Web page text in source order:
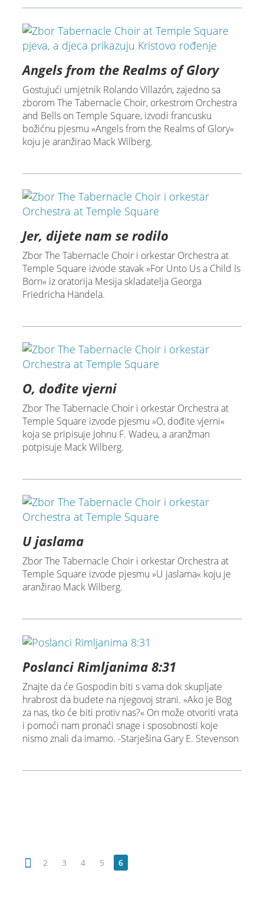
Angels from the Realms of Glory
Gostujući umjetnik Rolando Villazón, zajedno sa
zborom The Tabernacle Choir, orkestrom Orchestra
and Bells on Temple Square, izvodi francusku
božićnu pjesmu »Angels from the Realms of Glory«
koju je aranžirao Mack Wilberg.
Jer, dijete nam se rodilo
Zbor The Tabernacle Choir i orkestar Orchestra at
Temple Square izvode stavak »For Unto Us a Child Is
Born« iz oratorija Mesija skladatelja Georga
Friedricha Händela.
O, dođite vjerni
Zbor The Tabernacle Choir i orkestar Orchestra at
Temple Square izvode pjesmu »O, dođite vjerni«
koja se pripisuje Johnu F. Wadeu, a aranžman
potpisuje Mack Wilberg.
U jaslama
Zbor The Tabernacle Choir i orkestar Orchestra at
Temple Square izvode pjesmu »U jaslama« koju je
aranžirao Mack Wilberg.
Poslanci Rimljanima 8:31
Znajte da će Gospodin biti s vama dok skupljate
hrabrost da budete na njegovoj strani. »Ako je Bog
za nas, tko će biti protiv nas?« On može otvoriti vrata
i pomoći nam pronaći snage i sposobnosti koje
nismo znali da imamo. -Starješina Gary E. Stevenson
2 3 4 5 6